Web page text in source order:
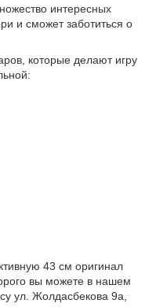
интересных
и сможет заботиться о
которые делают игру
43 см оригинал
вы можете в нашем
ул. Жолдасбекова 9а,